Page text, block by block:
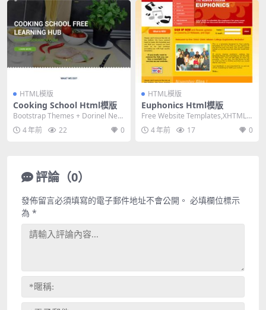
HTML模版
Cooking School Html模版
Bootstrap Themes + Dorinel Ned
elcu,HTML ...
4 年前 22 0
HTML模版
Euphonics Html模版
Free Website Templates,XHTML
1.0 Strict,...
4 年前 17 0
評論（0）
發佈留言必須填寫的電子郵件地址不會公開。 必填欄位標示
為 *